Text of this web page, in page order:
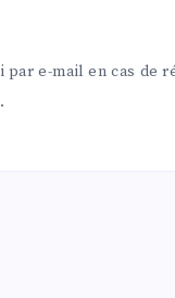
par e-mail en cas de